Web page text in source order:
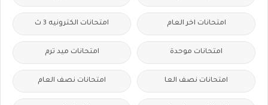
امتحانات اخر العام امتحانات الكترونيه 3 ث
امتحانات موحدة امتحانات ميد ترم
امتحانات نصف العا امتحانات نصف العام